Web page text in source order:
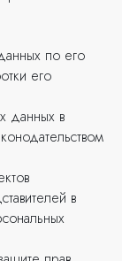
по его
его
данных в
в